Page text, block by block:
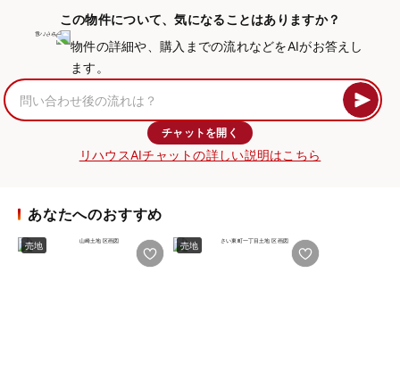
この物件について、気になることはありますか？
物件の詳細や、購入までの流れなどをAIがお答えし
ます。
チャットを開く
リハウスAIチャットの詳しい説明はこちら
あなたへのおすすめ
売地 売地